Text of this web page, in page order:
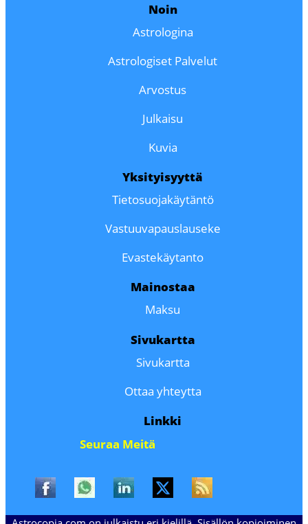
Noin
Astrologina
Astrologiset Palvelut
Arvostus
Julkaisu
Kuvia
Yksityisyyttä
Tietosuojakäytäntö
Vastuuvapauslauseke
Evastekäytanto
Mainostaa
Maksu
Sivukartta
Sivukartta
Ottaa yhteytta
Linkki
Seuraa Meitä